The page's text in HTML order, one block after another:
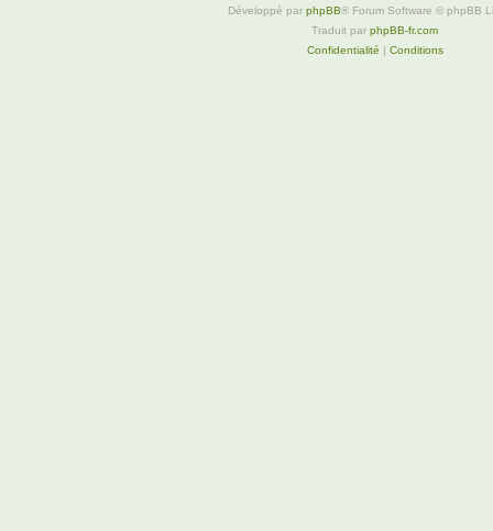
Développé par phpBB® Forum Software © phpBB
Traduit par phpBB-fr.com
Confidentialité | Conditions